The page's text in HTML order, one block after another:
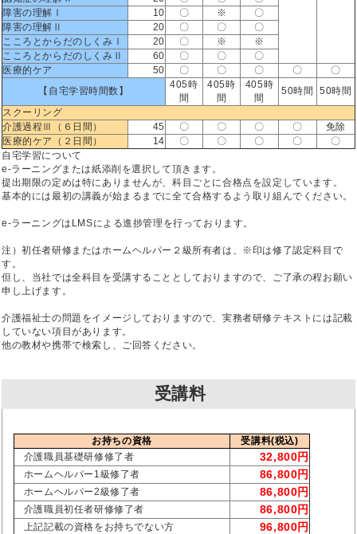
障害の理解Ⅰ
10 〇 ※
〇
障害の理解Ⅱ
20 〇 〇
〇
こころとからだのしくみⅠ
20 〇 ※
※
こころとからだのしくみⅡ
60 〇 〇
〇
医療的ケア
50 〇 〇 〇 〇
〇
【自宅学習時間数】
405時
間
405時
間
405時
間
50時間
50時間
スクーリング
介護過程Ⅲ（６日間）
45 〇 〇 〇 〇
免除
医療的ケア（２日間）
14 〇 〇 〇 〇
〇
自宅学習について
e-ラーニングまたは紙添削を選択して頂きます。
提出期限の定めは特にありませんが、科目ごとに合格点を設定しています。
基本的には最初の講義が始まるまでに全て合格するよう取り組んでください。
e-ラーニングはLMSによる進捗管理を行っております。
注）初任者研修またはホームヘルパー２級所有者は、※印は修了認定科目で
す。
但し、当社では全科目を受講することとしておりますので、ご了承の程お願い
申し上げます。
介護福祉士の問題をイメージしておりますので、実務者研修テキストには記載
していない項目があります。
他の教材や携帯で検索し、ご回答ください。
受講料
お持ちの資格
受講料(税込)
介護職員基礎研修修了者
32,800円
ホームヘルパー1級修了者 86,800円
ホームヘルパー2級修了者 86,800円
介護職員初任者研修修了者 86,800円
上記記載の資格をお持ちでない方 96,800円